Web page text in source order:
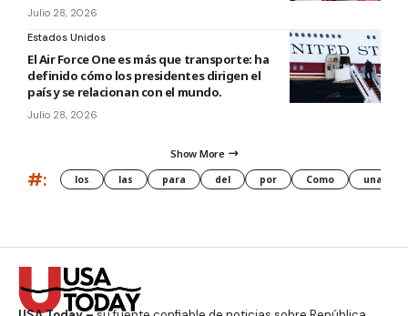
Julio 28, 2026
Estados Unidos
El Air Force One es más que transporte: ha
definido cómo los presidentes dirigen el
país y se relacionan con el mundo.
Julio 28, 2026
Show More
#: los las para del por Como una